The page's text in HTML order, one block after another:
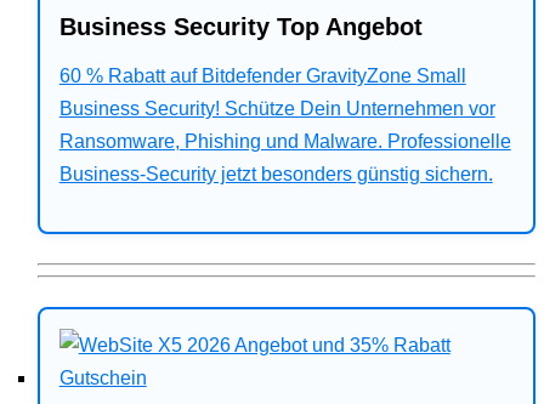
Business Security Top Angebot
60 % Rabatt auf Bitdefender GravityZone Small
Business Security! Schütze Dein Unternehmen vor
Ransomware, Phishing und Malware. Professionelle
Business-Security jetzt besonders günstig sichern.